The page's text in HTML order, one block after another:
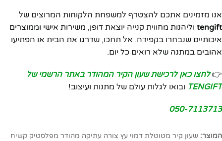
אנו מזמינים אתכם להצטרף למשפחת הלקוחות המרוצים של
tengift וליהנות מחווית קנייה יוצאת דופן, משירות אישי וממוצרים
איכותיים שנבחרו בקפידה. אל תחכו, שדרגו את הבית או הפתיעו
אהובים במתנה שלא רואים כל יום.
👉לחצו כאן לרכישת שעון הקיר המהודר באתר הרשמי של
TENGIFT ובואו לגלות עולם של מתנות ועיצוב!
050-7113713
המוצר: שעון קיר מטוטלת דמוי עץ צורה עתיקה מהודר מפלסטיק קשיח